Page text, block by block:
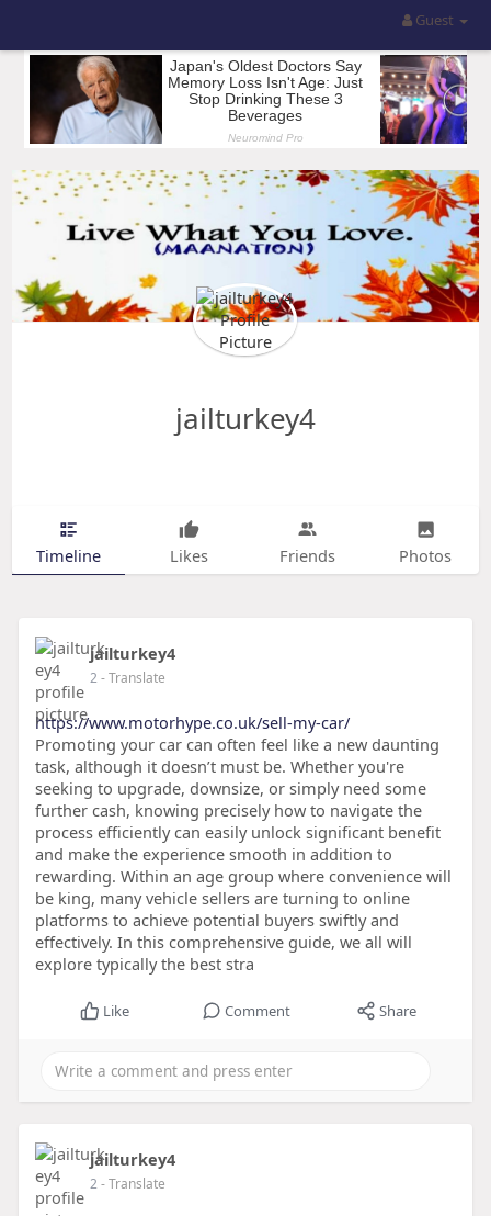
Guest
jailturkey4
Timeline Likes Friends Photos
jailturkey4
2- Translate
https://www.motorhype.co.uk/sell-my-car/
Promoting your car can often feel like a new daunting
task, although it doesn’t must be. Whether you're
seeking to upgrade, downsize, or simply need some
further cash, knowing precisely how to navigate the
process efficiently can easily unlock significant benefit
and make the experience smooth in addition to
rewarding. Within an age group where convenience will
be king, many vehicle sellers are turning to online
platforms to achieve potential buyers swiftly and
effectively. In this comprehensive guide, we all will
explore typically the best stra
Like Comment Share
jailturkey4
2- Translate